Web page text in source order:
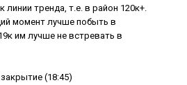
линии тренда, т.е. в район 120к+.
момент лучше побыть в
им лучше не встревать в
(18:45)